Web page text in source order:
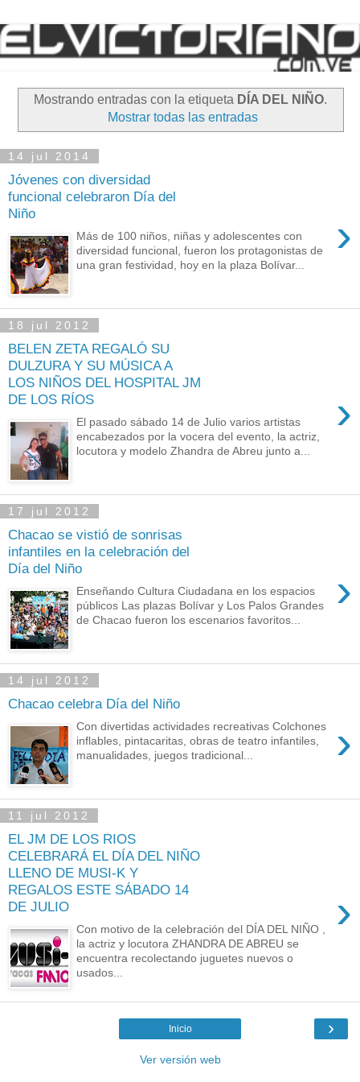
Mostrando entradas con la etiqueta DÍA DEL NIÑO.
Mostrar todas las entradas
14 jul 2014
Jóvenes con diversidad
funcional celebraron Día del
Niño
›
Más de 100 niños, niñas y adolescentes con
diversidad funcional, fueron los protagonistas de
una gran festividad, hoy en la plaza Bolívar...
18 jul 2012
BELEN ZETA REGALÓ SU
DULZURA Y SU MÚSICA A
LOS NIÑOS DEL HOSPITAL JM
DE LOS RÍOS
›
El pasado sábado 14 de Julio varios artistas
encabezados por la vocera del evento, la actriz,
locutora y modelo Zhandra de Abreu junto a...
17 jul 2012
Chacao se vistió de sonrisas
infantiles en la celebración del
Día del Niño
›
Enseñando Cultura Ciudadana en los espacios
públicos Las plazas Bolívar y Los Palos Grandes
de Chacao fueron los escenarios favoritos...
14 jul 2012
Chacao celebra Día del Niño
›
Con divertidas actividades recreativas Colchones
inflables, pintacaritas, obras de teatro infantiles,
manualidades, juegos tradicional...
11 jul 2012
EL JM DE LOS RIOS
CELEBRARÁ EL DÍA DEL NIÑO
LLENO DE MUSI-K Y
REGALOS ESTE SÁBADO 14
DE JULIO
›
Con motivo de la celebración del DÍA DEL NIÑO ,
la actriz y locutora ZHANDRA DE ABREU se
encuentra recolectando juguetes nuevos o
usados...
›
Inicio
Ver versión web